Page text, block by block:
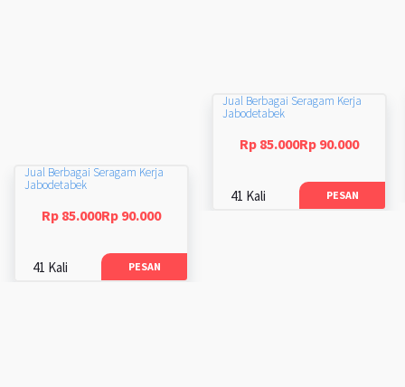
Jual Berbagai Seragam Kerja
Jabodetabek
Rp 85.000Rp 90.000
41 Kali PESAN
Jual Berbagai Seragam Kerja
Jabodetabek
Rp 85.000Rp 90.000
41 Kali PESAN